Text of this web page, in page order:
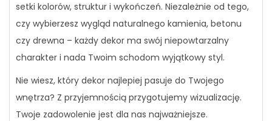
setki kolorów, struktur i wykończeń. Niezależnie od tego,
czy wybierzesz wygląd naturalnego kamienia, betonu
czy drewna – każdy dekor ma swój niepowtarzalny
charakter i nada Twoim schodom wyjątkowy styl.
Nie wiesz, który dekor najlepiej pasuje do Twojego
wnętrza? Z przyjemnością przygotujemy wizualizację.
Twoje zadowolenie jest dla nas najważniejsze.